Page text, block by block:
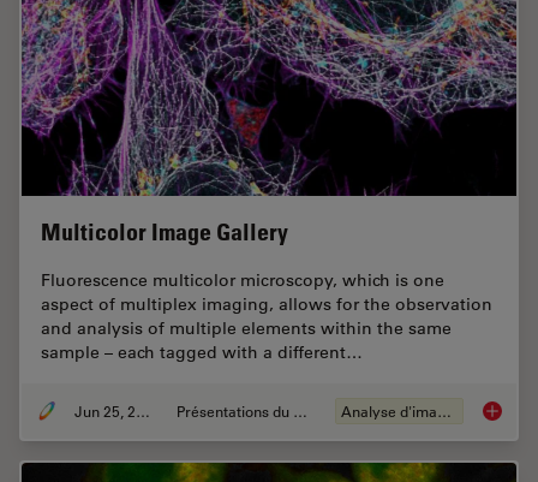
Multicolor Image Gallery
Fluorescence multicolor microscopy, which is one
aspect of multiplex imaging, allows for the observation
and analysis of multiple elements within the same
sample – each tagged with a different…
Jun 25, 2021 Présentations du CSF Analyse d'images